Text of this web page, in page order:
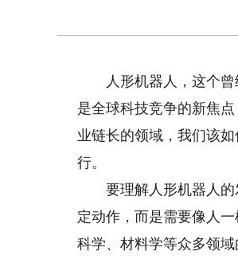
人形机器人，这个曾
是全球科技竞争的新焦
业链长的领域，我们该
行。
要理解人形机器人的
定动作，而是需要像人
科学、材料学等众多领